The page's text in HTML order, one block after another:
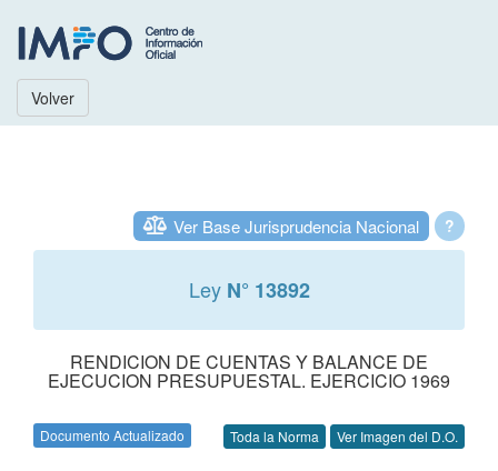
Volver
?
Ver Base Jurisprudencia Nacional
Ley N° 13892
RENDICION DE CUENTAS Y BALANCE DE
EJECUCION PRESUPUESTAL. EJERCICIO 1969
Documento Actualizado Toda la Norma Ver Imagen del D.O.